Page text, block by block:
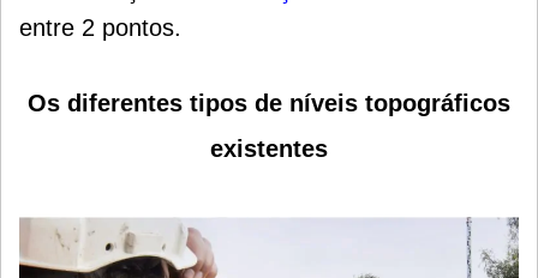
entre 2 pontos.
Os diferentes tipos de níveis topográficos
existentes